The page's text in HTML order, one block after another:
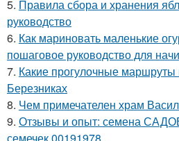
5. Правила сбора и хранения
руководство
6. Как мариновать маленькие
пошаговое руководство для
7. Какие прогулочные
Березниках
8. Чем примечателен храм
9. Отзывы и опыт: семена